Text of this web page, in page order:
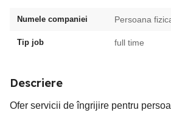
Numele companiei Persoana
Tip job full time
Descriere
Ofer servicii de îngrijire pentru